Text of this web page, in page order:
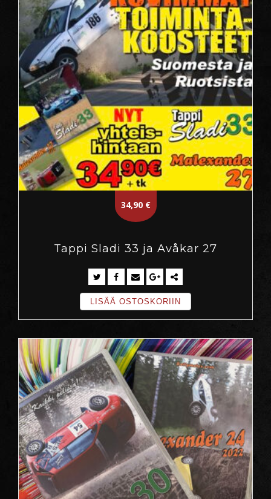
34,90 €
Tappi Sladi 33 ja Avåkar 27
LISÄÄ OSTOSKORIIN